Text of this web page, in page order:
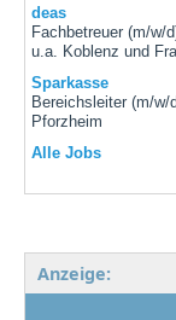
deas
Fachbetreuer (m/w/
u.a. Koblenz und
Sparkasse
Bereichsleiter (m/w/
Pforzheim
Alle Jobs
Anzeige: